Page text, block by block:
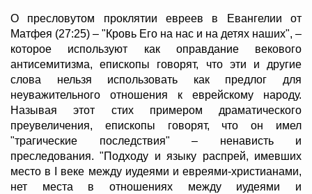
О пресловутом проклятии евреев в Евангелии от
Матфея (27:25) – "Кровь Его на нас и на детях наших", –
которое используют как оправдание векового
антисемитизма, епископы говорят, что эти и другие
слова нельзя использовать как предлог для
неуважительного отношения к еврейскому народу.
Называя этот стих примером драматического
преувеличения, епископы говорят, что он имел
"трагические последствия" – ненависть и
преследования. "Подходу и языку распрей, имевших
место в I веке между иудеями и евреями-христианами,
нет места в отношениях между иудеями и